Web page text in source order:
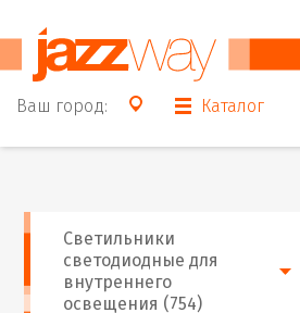
Ваш город: Каталог
Светильники
светодиодные для
внутреннего
освещения (754)